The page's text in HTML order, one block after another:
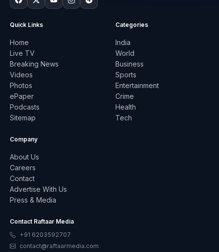
Quick Links
Home
Live TV
Breaking News
Videos
Photos
ePaper
Podcasts
Sitemap
Categories
India
World
Business
Sports
Entertainment
Crime
Health
Tech
Company
About Us
Careers
Contact
Advertise With Us
Press & Media
Contact Raftaar Media
+91 6203592707
contact@raftaarmedia.com